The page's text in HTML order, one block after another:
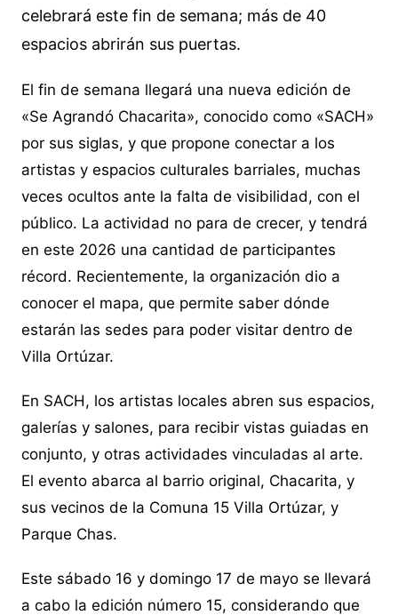
celebrará este fin de semana; más de 40
espacios abrirán sus puertas.
El fin de semana llegará una nueva edición de
«Se Agrandó Chacarita», conocido como «SACH»
por sus siglas, y que propone conectar a los
artistas y espacios culturales barriales, muchas
veces ocultos ante la falta de visibilidad, con el
público. La actividad no para de crecer, y tendrá
en este 2026 una cantidad de participantes
récord. Recientemente, la organización dio a
conocer el mapa, que permite saber dónde
estarán las sedes para poder visitar dentro de
Villa Ortúzar.
En SACH, los artistas locales abren sus espacios,
galerías y salones, para recibir vistas guiadas en
conjunto, y otras actividades vinculadas al arte.
El evento abarca al barrio original, Chacarita, y
sus vecinos de la Comuna 15 Villa Ortúzar, y
Parque Chas.
Este sábado 16 y domingo 17 de mayo se llevará
a cabo la edición número 15, considerando que